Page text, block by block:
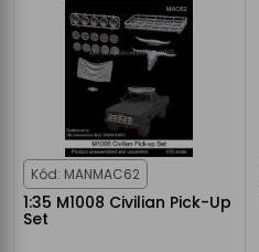
Kód: MANMAC62
1:35 M1008 Civilian Pick-Up
Set